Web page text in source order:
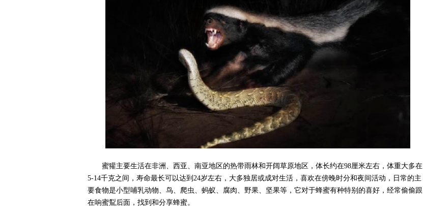
蜜獾主要生活在非洲、西亚、南亚地区的热带雨林和开阔草原地区，体长约在98厘米左右，体重大多在
5-14千克之间，寿命最长可以达到24岁左右，大多独居或成对生活，喜欢在傍晚时分和夜间活动，日常的主
要食物是小型哺乳动物、鸟、爬虫、蚂蚁、腐肉、野果、坚果等，它对于蜂蜜有种特别的喜好，经常偷偷跟
在响蜜鴷后面，找到和分享蜂蜜。